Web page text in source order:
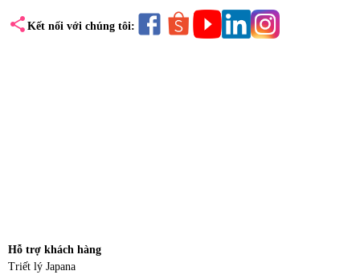
share Kết nối với chúng tôi:
Hỗ trợ khách hàng
Triết lý Japana